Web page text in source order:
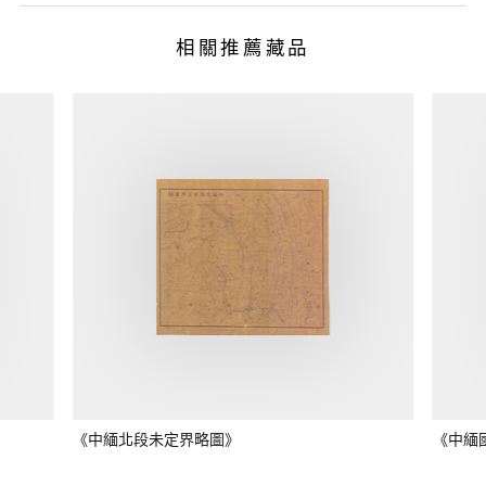
相關推薦藏品
《中緬北段未定界略圖》 《中